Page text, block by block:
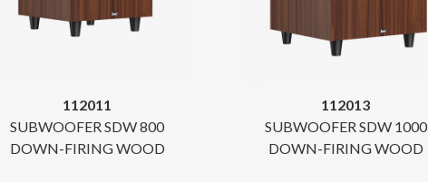
112011
SUBWOOFER SDW 800
DOWN-FIRING WOOD
112013
SUBWOOFER SDW 1000
DOWN-FIRING WOOD